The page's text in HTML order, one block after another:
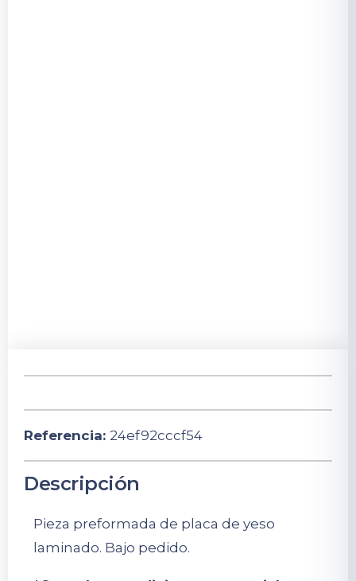
Referencia: 24ef92cccf54
Descripción
Pieza preformada de placa de yeso
laminado. Bajo pedido.